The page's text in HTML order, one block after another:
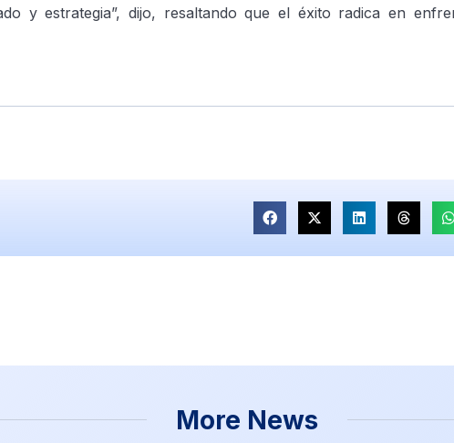
y estrategia”, dijo, resaltando que el éxito radica en
More News